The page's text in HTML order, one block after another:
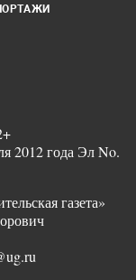
2012 года Эл No.
газета»